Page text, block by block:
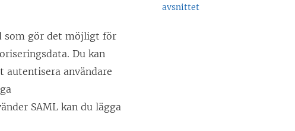
som gör det möjligt för
Du kan
autentisera användare
SAML kan du lägga
avsnittet